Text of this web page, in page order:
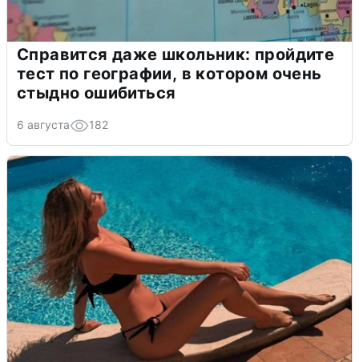
Справится даже школьник: пройдите
тест по географии, в котором очень
стыдно ошибиться
6 августа 182